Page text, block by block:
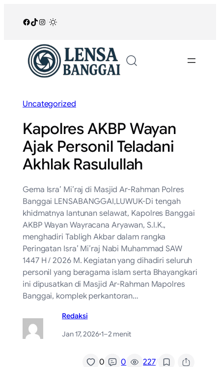
Facebook
TikTok
Instagram
Uncategorized
Kapolres AKBP Wayan
Ajak Personil Teladani
Akhlak Rasulullah
Gema Isra’ Mi’raj di Masjid Ar-Rahman Polres
Banggai LENSABANGGAI,LUWUK-Di tengah
khidmatnya lantunan selawat, Kapolres Banggai
AKBP Wayan Wayracana Aryawan, S.I.K.,
menghadiri Tabligh Akbar dalam rangka
Peringatan Isra’ Mi’raj Nabi Muhammad SAW
1447 H / 2026 M. Kegiatan yang dihadiri seluruh
personil yang beragama islam serta Bhayangkari
ini dipusatkan di Masjid Ar-Rahman Mapolres
Banggai, komplek perkantoran…
Redaksi
Jan 17, 2026·1–2 menit
0 0 227/